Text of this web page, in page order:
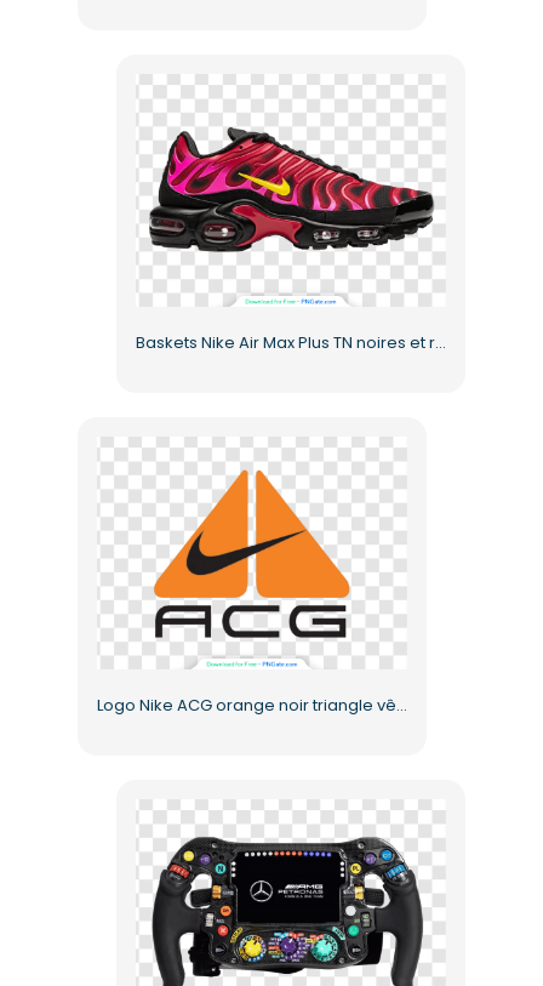
Baskets Nike Air Max Plus TN noires et roses avec logo jaune (PNG gratuit)
Logo Nike ACG orange noir triangle vêtements de sport PNG gratuit